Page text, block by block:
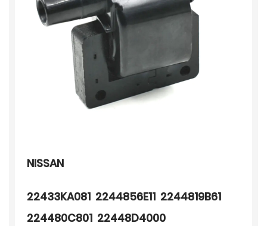
NISSAN
22433KA081 2244856E11 2244819B61
224480C801 22448D4000